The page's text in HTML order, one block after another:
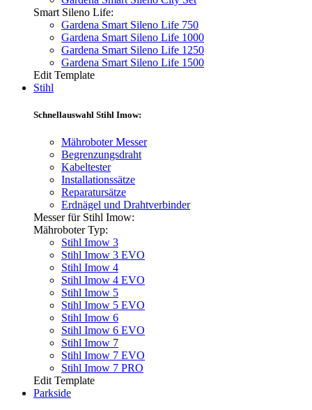
Smart Sileno Life:
Gardena Smart Sileno Life 750
Gardena Smart Sileno Life 1000
Gardena Smart Sileno Life 1250
Gardena Smart Sileno Life 1500
Edit Template
Stihl
Schnellauswahl Stihl Imow:
Mähroboter Messer
Begrenzungsdraht
Kabeltester
Installationssätze
Reparatursätze
Erdnägel und Drahtverbinder
Messer für Stihl Imow:
Mähroboter Typ:
Stihl Imow 3
Stihl Imow 3 EVO
Stihl Imow 4
Stihl Imow 4 EVO
Stihl Imow 5
Stihl Imow 5 EVO
Stihl Imow 6
Stihl Imow 6 EVO
Stihl Imow 7
Stihl Imow 7 EVO
Stihl Imow 7 PRO
Edit Template
Parkside